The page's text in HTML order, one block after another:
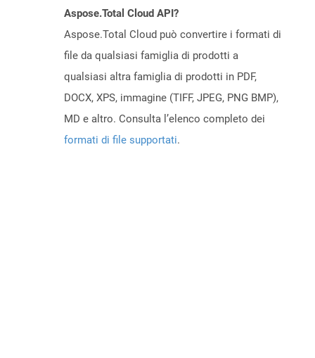
Aspose.Total Cloud API?
Aspose.Total Cloud può convertire i formati di
file da qualsiasi famiglia di prodotti a
qualsiasi altra famiglia di prodotti in PDF,
DOCX, XPS, immagine (TIFF, JPEG, PNG BMP),
MD e altro. Consulta l’elenco completo dei
formati di file supportati.